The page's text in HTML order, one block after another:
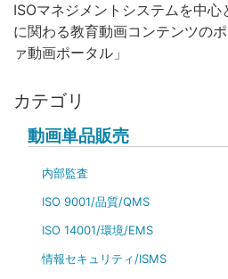
ISOマネジメントシステムを中心
に関わる教育動画コンテンツの
ァ動画ポータル」
カテゴリ
動画単品販売
内部監査
ISO 9001/品質/QMS
ISO 14001/環境/EMS
情報セキュリティ/ISMS